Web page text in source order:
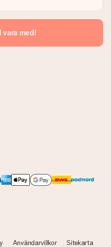
produkten?
produkten. Din faktura
och du hittar även dina
vara med!
Användarvillkor Sitekarta